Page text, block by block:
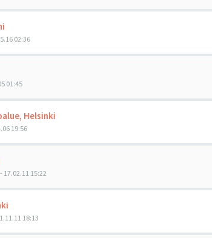
02:36
01:45
Helsinki
19:56
- 17.02.11 15:22
18:13